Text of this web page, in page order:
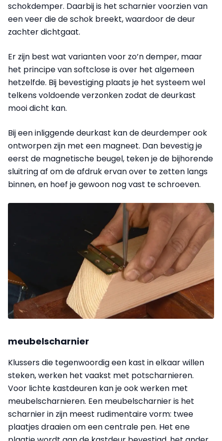
schokdemper. Daarbij is het scharnier voorzien van
een veer die de schok breekt, waardoor de deur
zachter dichtgaat.
Er zijn best wat varianten voor zo’n demper, maar
het principe van softclose is over het algemeen
hetzelfde. Bij bevestiging plaats je het systeem wel
telkens voldoende verzonken zodat de deurkast
mooi dicht kan.
Bij een inliggende deurkast kan de deurdemper ook
ontworpen zijn met een magneet. Dan bevestig je
eerst de magnetische beugel, teken je de bijhorende
sluitring af om de afdruk ervan over te zetten langs
binnen, en hoef je gewoon nog vast te schroeven.
meubelscharnier
Klussers die tegenwoordig een kast in elkaar willen
steken, werken het vaakst met potscharnieren.
Voor lichte kastdeuren kan je ook werken met
meubelscharnieren. Een meubelscharnier is het
scharnier in zijn meest rudimentaire vorm: twee
plaatjes draaien om een centrale pen. Het ene